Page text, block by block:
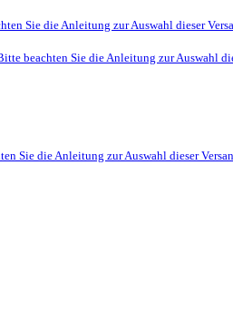
Sie die Anleitung zur Auswahl dieser
beachten Sie die Anleitung zur Auswahl
Sie die Anleitung zur Auswahl dieser